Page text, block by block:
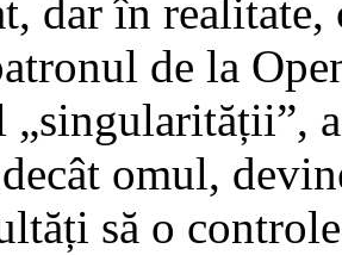
dar în realitate,
de la
„singularității”,
omul,
să o